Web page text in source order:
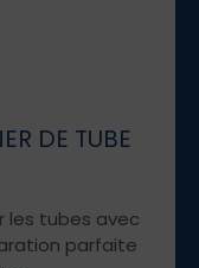
DE TUBE
les tubes avec
parfaite